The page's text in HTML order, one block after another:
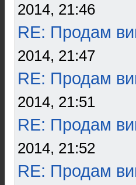
2014, 21:46
RE: Продам
2014, 21:47
RE: Продам
2014, 21:51
RE: Продам
2014, 21:52
RE: Продам